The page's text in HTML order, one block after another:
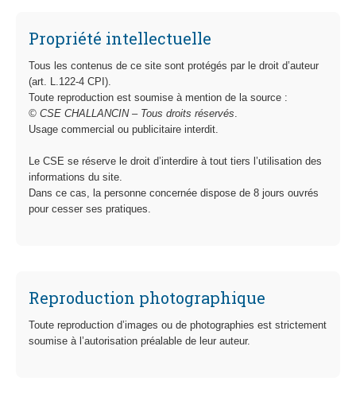
Propriété intellectuelle
Tous les contenus de ce site sont protégés par le droit d’auteur
(art. L.122-4 CPI).
Toute reproduction est soumise à mention de la source :
© CSE CHALLANCIN – Tous droits réservés.
Usage commercial ou publicitaire interdit.
Le CSE se réserve le droit d’interdire à tout tiers l’utilisation des
informations du site.
Dans ce cas, la personne concernée dispose de 8 jours ouvrés
pour cesser ses pratiques.
Reproduction photographique
Toute reproduction d’images ou de photographies est strictement
soumise à l’autorisation préalable de leur auteur.